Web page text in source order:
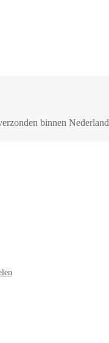
binnen Nederland